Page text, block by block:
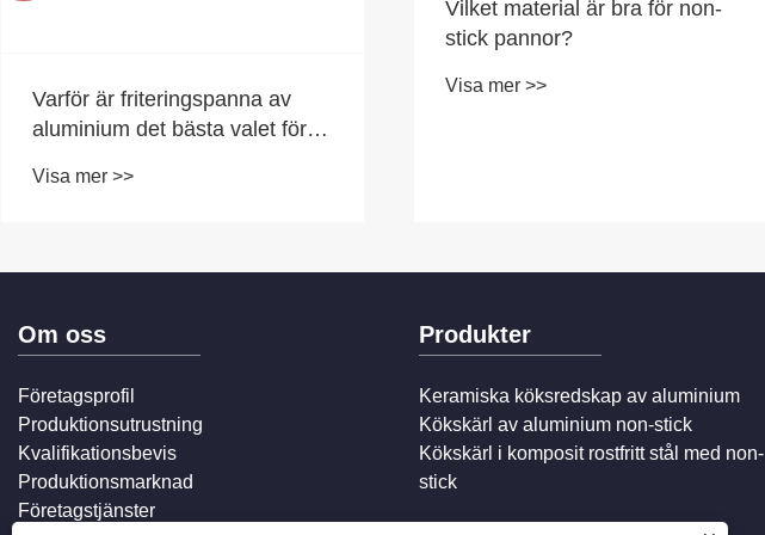
Varför är friteringspanna av
aluminium det bästa valet för
Visa mer >>
Vilket material är bra för non-
stick pannor?
Visa mer >>
Om oss
Företagsprofil
Produktionsutrustning
Kvalifikationsbevis
Produktionsmarknad
Företagstjänster
Produkter
Keramiska köksredskap av aluminium
Kökskärl av aluminium non-stick
Kökskärl i komposit rostfritt stål med non-
stick